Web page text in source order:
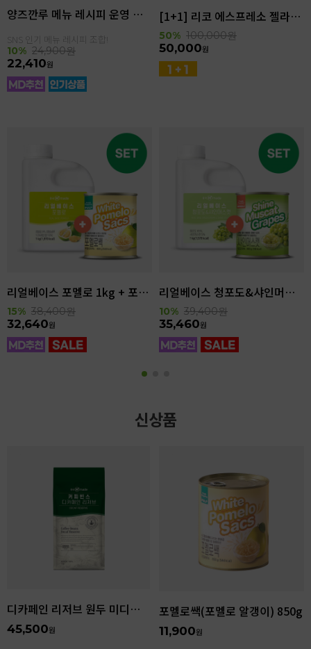
양즈깐루 메뉴 레시피 운영 세트
SNS 인기 메뉴 레시피 조합!
10% 24,900원
22,410원
[1+1] 리코 에스프레소 젤라또 4kg(4.6L)
50% 100,000원
50,000원
리얼베이스 포멜로 1kg + 포멜로쌕 850g SET
15% 38,400원
32,640원
리얼베이스 청포도&샤인머스캣 1kg + 샤인머스캣 850g SET
10% 39,400원
35,460원
신상품
디카페인 리저브 원두 미디엄다크 로스팅 1kg
45,500원
포멜로쌕(포멜로 알갱이) 850g
11,900원